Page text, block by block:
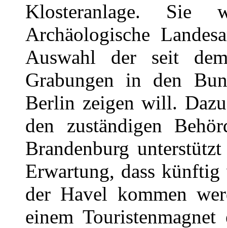
Klosteranlage.
Archäologische
Auswahl der seit
Grabungen in den
Berlin zeigen will.
den zuständigen
Brandenburg
Erwartung, dass
der Havel kommen
einem